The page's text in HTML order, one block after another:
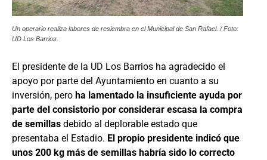
Un operario realiza labores de resiembra en el Municipal de San Rafael. / Foto:
UD Los Barrios.
El presidente de la UD Los Barrios ha agradecido el
apoyo por parte del Ayuntamiento en cuanto a su
inversión, pero ha lamentado la insuficiente ayuda por
parte del consistorio por considerar escasa la compra
de semillas debido al deplorable estado que
presentaba el Estadio. El propio presidente indicó que
unos 200 kg más de semillas habría sido lo correcto